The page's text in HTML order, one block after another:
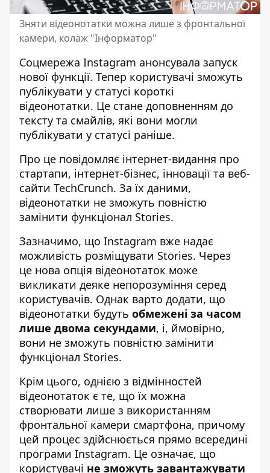
Зняти відеонотатки можна лише з фронтальної
камери, колаж "Інформатор"
Соцмережа Instagram анонсувала запуск
нової функції. Тепер користувачі зможуть
публікувати у статусі короткі
відеонотатки. Це стане доповненням до
тексту та смайлів, які вони могли
публікувати у статусі раніше.
Про це повідомляє інтернет-видання про
стартапи, інтернет-бізнес, інновації та веб-
сайти TechCrunch. За їх даними,
відеонотатки не зможуть повністю
замінити функціонал Stories.
Зазначимо, що Instagram вже надає
можливість розміщувати Stories. Через
це нова опція відеонотаток може
викликати деяке непорозуміння серед
користувачів. Однак варто додати, що
відеонотатки будуть обмежені за часом
лише двома секундами, і, ймовірно,
вони не зможуть повністю замінити
функціонал Stories.
Крім цього, однією з відмінностей
відеонотаток є те, що їх можна
створювати лише з використанням
фронтальної камери смартфона, причому
цей процес здійснюється прямо всередині
програми Instagram. Це означає, що
користувачі не зможуть завантажувати